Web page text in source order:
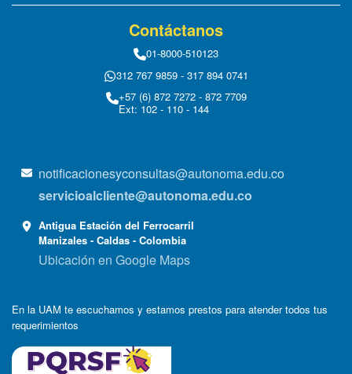
Contáctanos
01-8000-510123
312 767 9859 - 317 894 0741
+57 (6) 872 7272 - 872 7709
Ext: 102 - 110 - 144
notificacionesyconsultas@autonoma.edu.co
servicioalcliente@autonoma.edu.co
Antigua Estación del Ferrocarril
Manizales - Caldas - Colombia
Ubicación en Google Maps
En la UAM te escuchamos y estamos prestos para atender todos tus
requerimientos